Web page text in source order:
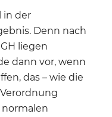
in der
Denn nach
liegen
dann vor, wenn
das – wie die
normalen